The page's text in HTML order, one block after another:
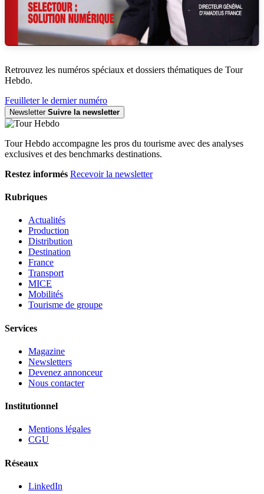
Retrouvez les numéros spéciaux et dossiers thématiques de Tour
Hebdo.
Feuilleter le dernier numéro
Newsletter Suivre la newsletter
Tour Hebdo accompagne les pros du tourisme avec des analyses
exclusives et des benchmarks destinations.
Restez informés Recevoir la newsletter
Rubriques
Actualités
Production
Distribution
Destination
France
Transport
MICE
Mobilités
Tourisme de groupe
Services
Magazine
Newsletters
Devenez annonceur
Nous contacter
Institutionnel
Mentions légales
CGU
Réseaux
LinkedIn